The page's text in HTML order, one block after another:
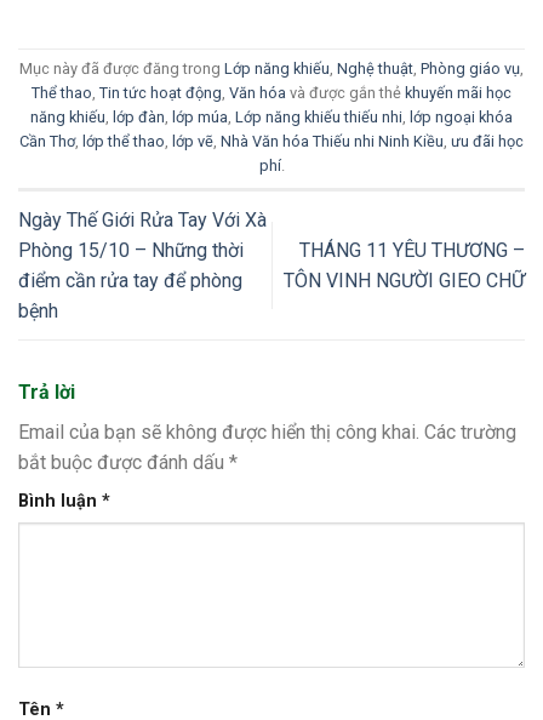
Mục này đã được đăng trong Lớp năng khiếu Nghệ thuật Phòng giáo vụ
Thể thao Tin tức hoạt động Văn hóa và được gắn thẻ khuyến mãi học
năng khiếu
lớp đàn lớp múa Lớp năng khiếu thiếu nhi
lớp ngoại khóa
Cần Thơ, lớp thể thao lớp vẽ Nhà Văn hóa Thiếu nhi Ninh Kiều ưu đãi học
phí.
Ngày Thế Giới Rửa Tay Với Xà
Phòng 15/10 – Những thời
điểm cần rửa tay để phòng
bệnh
THÁNG 11 YÊU THƯƠNG –
TÔN VINH NGƯỜI GIEO CHỮ
Trả lời
Email của bạn sẽ không được hiển thị công khai. Các trường
bắt buộc được đánh dấu *
Bình luận *
Tên *